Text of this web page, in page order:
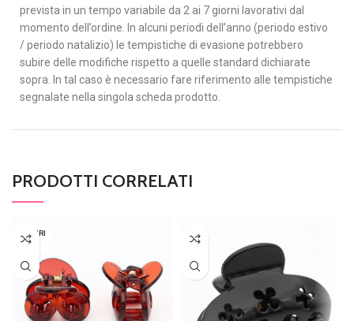
prevista in un tempo variabile da 2 ai 7 giorni lavorativi dal
momento dell’ordine. In alcuni periodi dell’anno (periodo estivo
/ periodo natalizio) le tempistiche di evasione potrebbero
subire delle modifiche rispetto a quelle standard dichiarate
sopra. In tal caso è necessario fare riferimento alle tempistiche
segnalate nella singola scheda prodotto.
PRODOTTI CORRELATI
ESAURI
TO